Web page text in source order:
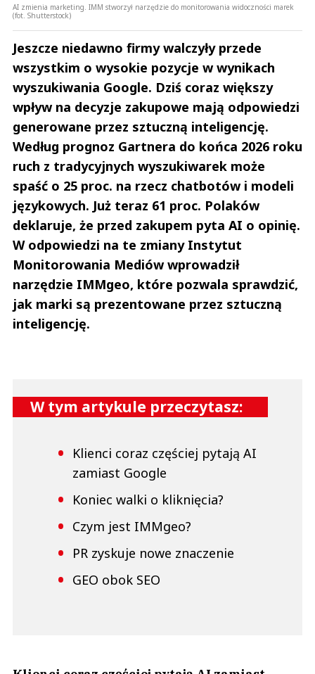
AI zmienia marketing. IMM stworzył narzędzie do monitorowania widoczności marek
(fot. Shutterstock)
Jeszcze niedawno firmy walczyły przede
wszystkim o wysokie pozycje w wynikach
wyszukiwania Google. Dziś coraz większy
wpływ na decyzje zakupowe mają odpowiedzi
generowane przez sztuczną inteligencję.
Według prognoz Gartnera do końca 2026 roku
ruch z tradycyjnych wyszukiwarek może
spaść o 25 proc. na rzecz chatbotów i modeli
językowych. Już teraz 61 proc. Polaków
deklaruje, że przed zakupem pyta AI o opinię.
W odpowiedzi na te zmiany Instytut
Monitorowania Mediów wprowadził
narzędzie IMMgeo, które pozwala sprawdzić,
jak marki są prezentowane przez sztuczną
inteligencję.
W tym artykule przeczytasz:
Klienci coraz częściej pytają AI
zamiast Google
Koniec walki o kliknięcia?
Czym jest IMMgeo?
PR zyskuje nowe znaczenie
GEO obok SEO